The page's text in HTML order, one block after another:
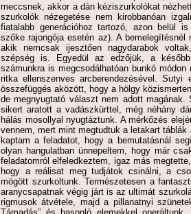
meccsnek, akkor a dán kéziszurkolókat
szurkolók nézegetése nem kirobbanóan
fiatalabb generációhoz tartozó, azon belül
szőke rajongója esetén az). A
akik nemcsak ijesztően nagydarabok
szépség is. Egyedül az edzőjük, a
számunkra is megcsodálhatóan bunkó
ritka ellenszenves arcberendezésével.
összefüggés aközött, hogy a hölgy
de megnyugtató választ nem adott
sikert aratott a vadászkürttel, még néhány
hálás mosollyal nyugtáztunk. A mérkőzés
vennem, mert mint megtudtuk a letakart
kaptam a feladatot, hogy a bemutatásnál
olyan hangulatban ünnepeltem, hogy már
feladatomról elfeledkeztem, igaz más
hogy a reálisat meg tudjátok csinálni, a
mögött szurkoltunk. Természetesen a
aranycsapatnak végig járt is az ultimát
rigmusok átvétele, majd a pillanatnyi